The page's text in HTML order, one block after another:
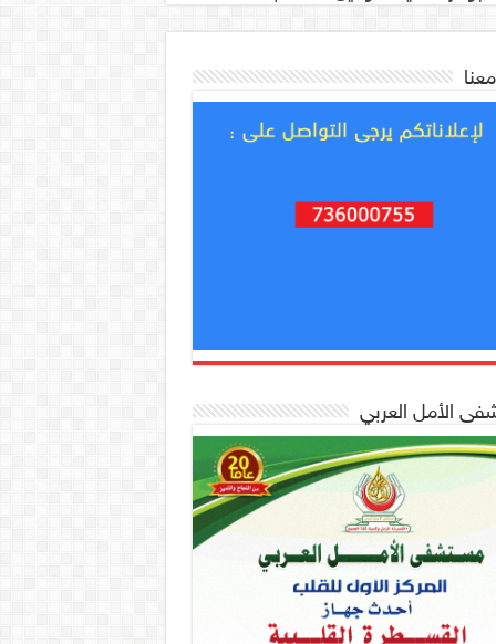
الأمل العربي